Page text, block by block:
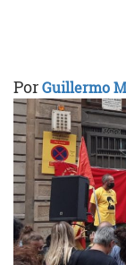
PorGuillermo